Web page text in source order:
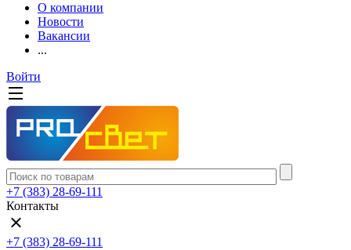
О компании
Новости
Вакансии
...
Войти
+7 (383) 28-69-111
Контакты
+7 (383) 28-69-111